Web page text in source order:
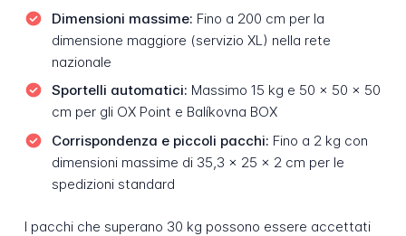
Dimensioni massime: Fino a 200 cm per la
dimensione maggiore (servizio XL) nella rete
nazionale
Sportelli automatici: Massimo 15 kg e 50 × 50 × 50
cm per gli OX Point e Balíkovna BOX
Corrispondenza e piccoli pacchi: Fino a 2 kg con
dimensioni massime di 35,3 × 25 × 2 cm per le
spedizioni standard
I pacchi che superano 30 kg possono essere accettati